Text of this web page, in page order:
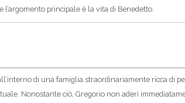
l’argomento principale è la vita di Benedetto.
di una famiglia straordinariamente ricca di
Nonostante ciò, Gregorio non aderì